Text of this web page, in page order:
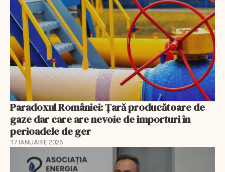
Paradoxul României: Ţară producătoare de
gaze dar care are nevoie de importuri în
perioadele de ger
17 IANUARIE 2026